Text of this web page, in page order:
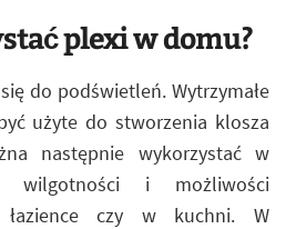
plexi w domu?
do podświetleń. Wytrzymałe
użyte do stworzenia klosza
następnie wykorzystać w
wilgotności i możliwości
czy w kuchni. W